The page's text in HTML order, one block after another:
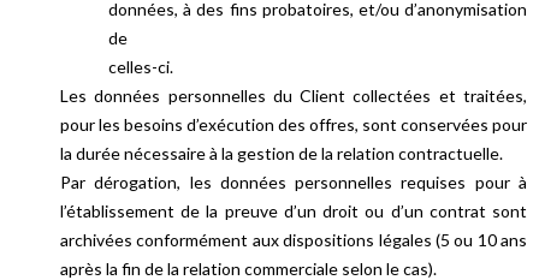
données, à des fins probatoires, et/ou d’anonymisation
de
celles-ci.
Les données personnelles du Client collectées et traitées,
pour les besoins d’exécution des offres, sont conservées pour
la durée nécessaire à la gestion de la relation contractuelle.
Par dérogation, les données personnelles requises pour à
l’établissement de la preuve d’un droit ou d’un contrat sont
archivées conformément aux dispositions légales (5 ou 10 ans
après la fin de la relation commerciale selon le cas).